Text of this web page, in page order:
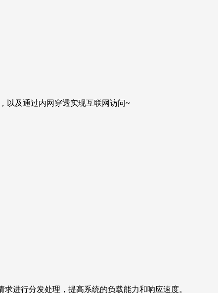
以及通过内网穿透实现互联网访问~
进行分发处理，提高系统的负载能力和响应速度。